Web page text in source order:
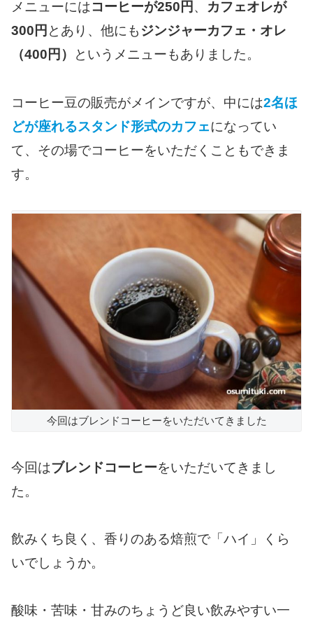
メニューにはコーヒーが250円 、 カフェオレが
300円 とあり、他にも ジンジャーカフェ・オレ
（400円）
というメニューもありました。
コーヒー豆の販売がメインですが、中には2名ほ
どが座れるスタンド形式のカフェになってい
て、その場でコーヒーをいただくこともできま
す。
今回はブレンドコーヒーをいただいてきました
今回はブレンドコーヒーをいただいてきまし
た。
飲みくち良く、香りのある焙煎で「ハイ」くら
いでしょうか。
酸味・苦味・甘みのちょうど良い飲みやすい一